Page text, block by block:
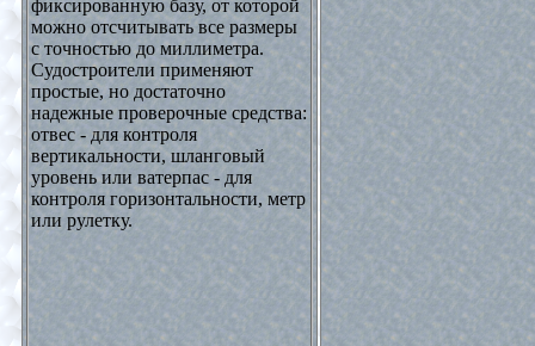
фиксированную базу, от которой
можно отсчитывать все размеры
с точностью до миллиметра.
Судостроители применяют
простые, но достаточно
надежные проверочные средства:
отвес - для контроля
вертикальности, шланговый
уровень или ватерпас - для
контроля горизонтальности, метр
или рулетку.